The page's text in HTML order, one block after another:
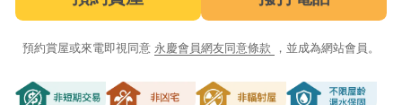
預約賞屋或來電即視同意 永慶會員網友同意條款 ，並成為網站會員。